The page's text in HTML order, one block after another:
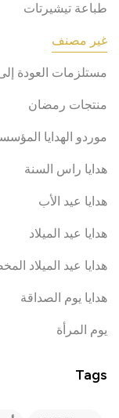
طباعة تيشيرتات
غير مصنف
مستلزمات العودة
منتجات رمضان
موردو الهدايا
هدايا راس السنة
هدايا عيد الأب
هدايا عيد الميلاد
هدايا عيد الميلاد
هدايا يوم الصداقة
يوم المرأة
Tags